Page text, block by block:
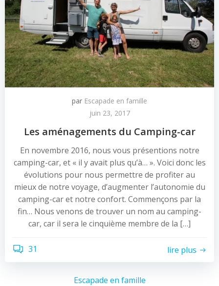
par Escapade en famille
juin 23, 2017
Les aménagements du Camping-car
En novembre 2016, nous vous présentions notre
camping-car, et « il y avait plus qu’à… ». Voici donc les
évolutions pour nous permettre de profiter au
mieux de notre voyage, d’augmenter l’autonomie du
camping-car et notre confort. Commençons par la
fin… Nous venons de trouver un nom au camping-
car, car il sera le cinquième membre de la […]
31 lire plus
Escapade en famille